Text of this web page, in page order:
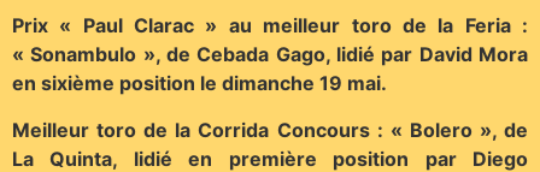
Prix « Paul Clarac » au meilleur toro de la Feria :
« Sonambulo », de Cebada Gago, lidié par David Mora
en sixième position le dimanche 19 mai.
Meilleur toro de la Corrida Concours : « Bolero », de
La Quinta, lidié en première position par Diego